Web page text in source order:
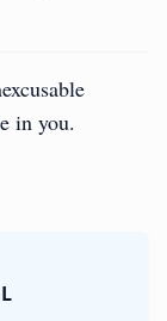
in you.